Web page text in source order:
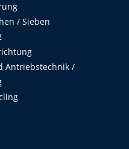
/ Sieben
Antriebstechnik /